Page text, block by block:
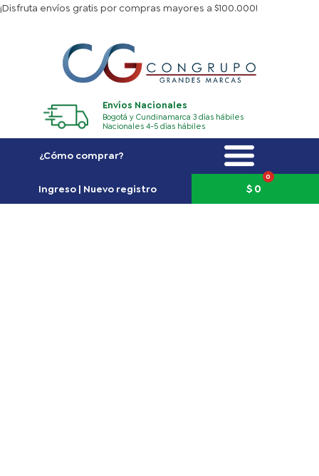
Ir
¡Disfruta envíos gratis por compras mayores a $100.000!
Envíos Nacionales
Bogotá y Cundinamarca 3 días hábiles
Nacionales 4-5 días hábiles
¿Cómo comprar?
Ingreso | Nuevo registro $0
0
Carrito